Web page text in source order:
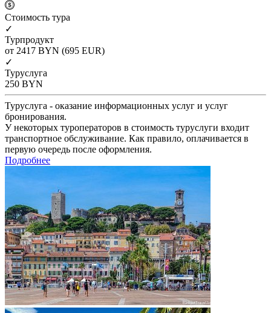
Cтоимость тура
✓
Турпродукт
от 2417 BYN (695 EUR)
✓
Туруслуга
250 BYN
Туруслуга - оказание информационных услуг и услуг
бронирования.
У некоторых туроператоров в стоимость туруслуги входит
транспортное обслуживание. Как правило, оплачивается в
первую очередь после оформления.
Подробнее